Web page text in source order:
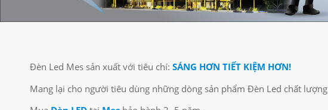
Đèn Led Mes sản xuất với tiêu chí: SÁNG HƠN TIẾT KIỆM HƠN!
Mang lại cho người tiêu dùng những dòng sản phẩm Đèn Led chất